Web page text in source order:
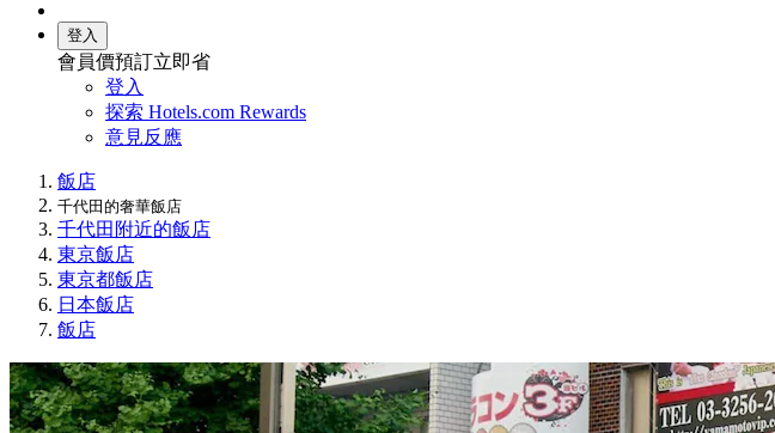
登入
會員價預訂立即省
登入
探索 Hotels.com Rewards
意見反應
飯店
千代田的奢華飯店
千代田附近的飯店
東京飯店
東京都飯店
日本飯店
飯店